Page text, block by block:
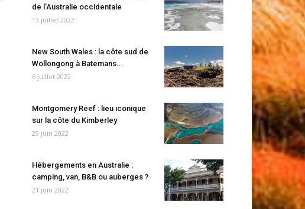
de l’Australie occidentale
13 juillet 2022
New South Wales : la côte sud de
Wollongong à Batemans...
6 juillet 2022
Montgomery Reef : lieu iconique
sur la côte du Kimberley
29 juin 2022
Hébergements en Australie :
camping, van, B&B ou auberges ?
21 juin 2022